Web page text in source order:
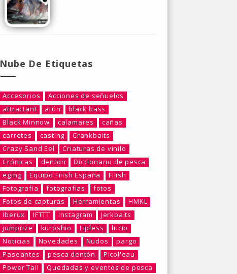
Nube De Etiquetas
Accesorios
Acciones de señuelos
attractant
atún
black bass
Black Minnow
calamares
cañas
carretes
casting
Crankbaits
Crazy Sand Eel
Criaturas de vinilo
Crónicas
denton
Diccionario de pesca
eging
Equipo Fiiish España
Fiiish
Fotografia
fotografias
fotos
Fotos de capturas
Herramientas
HMKL
Iberux
IFTTT Instagram
Jerkbaits
jumprize
kuroshio Lipless
lucio
Noticias
Novedades Nudos
pargo
Paseantes
pesca dentón
Picol'eau
Power Tail
Quedadas y eventos de pesca